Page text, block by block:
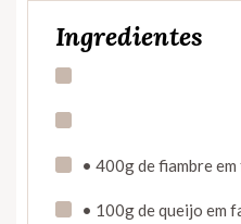
Ingredientes
• 400g de fiambre
• 100g de queijo em